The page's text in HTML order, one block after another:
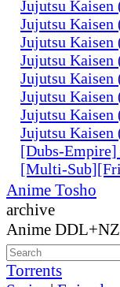
Jujutsu Kaisen
Jujutsu Kaisen
Jujutsu Kaisen
Jujutsu Kaisen
Jujutsu Kaisen
Jujutsu Kaisen
Jujutsu Kaisen
Jujutsu Kaisen
[Dubs-
[Multi-
Anime Tosho
archive
Anime
Torrents